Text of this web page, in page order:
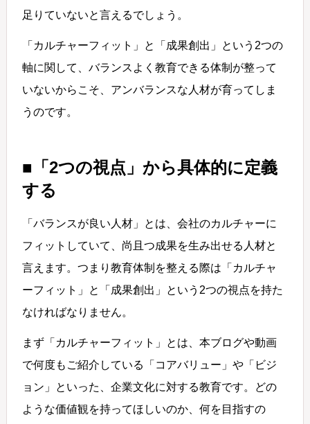
足りていないと言えるでしょう。
「カルチャーフィット」と「成果創出」という2つの
軸に関して、バランスよく教育できる体制が整って
いないからこそ、アンバランスな人材が育ってしま
うのです。
■「2つの視点」から具体的に定義
する
「バランスが良い人材」とは、会社のカルチャーに
フィットしていて、尚且つ成果を生み出せる人材と
言えます。つまり教育体制を整える際は「カルチャ
ーフィット」と「成果創出」という2つの視点を持た
なければなりません。
まず「カルチャーフィット」とは、本ブログや動画
で何度もご紹介している「コアバリュー」や「ビジ
ョン」といった、企業文化に対する教育です。どの
ような価値観を持ってほしいのか、何を目指すの